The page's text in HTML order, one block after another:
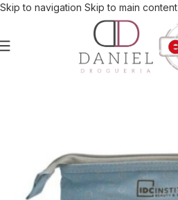
Skip to navigation Skip to main content